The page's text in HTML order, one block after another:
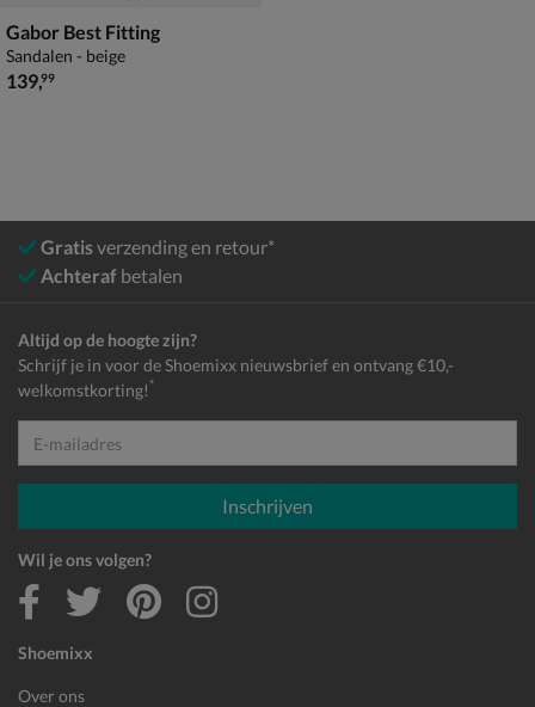
Gabor Best Fitting
Sandalen - beige
€ 139,99
139,99
Gratisverzending en retour*
Achteraf betalen
Shoemixx
Over ons
Altijd op de hoogte zijn?
Schrijf je in voor de Shoemixx nieuwsbrief en ontvang €10,-
welkomstkorting! *
E-mailadres
Inschrijven
Wil je ons volgen?